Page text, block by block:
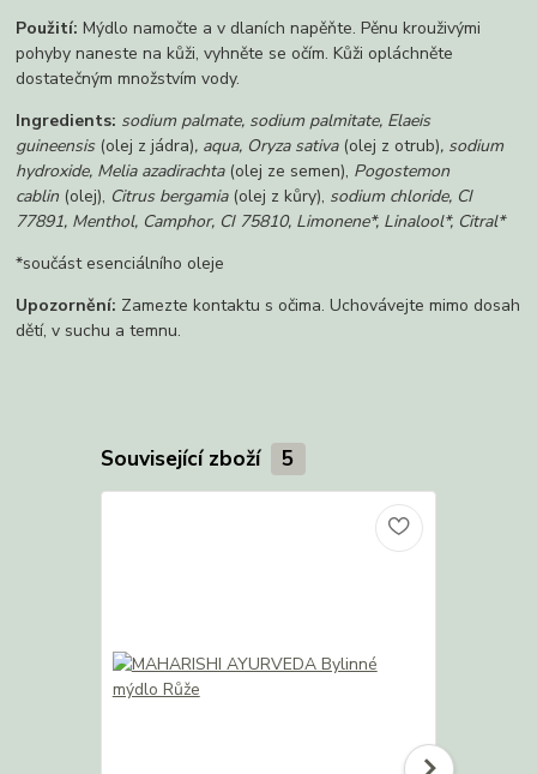
Použití: Mýdlo namočte a v dlaních napěňte. Pěnu krouživými
pohyby naneste na kůži, vyhněte se očím. Kůži opláchněte
dostatečným množstvím vody.
Ingredients: sodium palmate, sodium palmitate, Elaeis
guineensis (olej z jádra), aqua, Oryza sativa (olej z otrub), sodium
hydroxide, Melia azadirachta(olej ze semen), Pogostemon
cablin (olej), Citrus bergamia (olej z kůry), sodium chloride, CI
77891, Menthol, Camphor, CI 75810, Limonene*, Linalool*, Citral*
*součást esenciálního oleje
Upozornění: Zamezte kontaktu s očima. Uchovávejte mimo dosah
dětí, v suchu a temnu.
Související zboží 5